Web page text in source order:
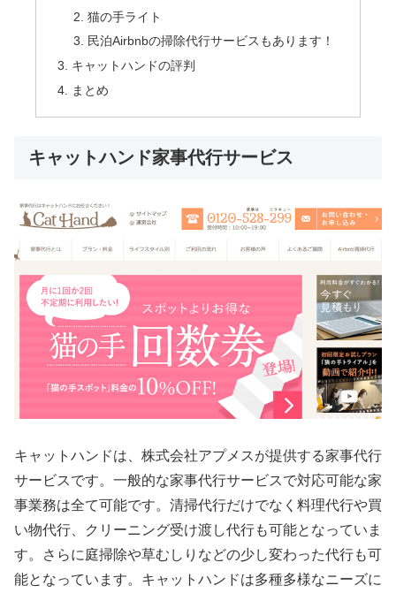
猫の手ライト
民泊Airbnbの掃除代行サービスもあります！
キャットハンドの評判
まとめ
キャットハンド家事代行サービス
キャットハンドは、株式会社アプメスが提供する家事代行
サービスです。一般的な家事代行サービスで対応可能な家
事業務は全て可能です。清掃代行だけでなく料理代行や買
い物代行、クリーニング受け渡し代行も可能となっていま
す。さらに庭掃除や草むしりなどの少し変わった代行も可
能となっています。キャットハンドは多種多様なニーズに